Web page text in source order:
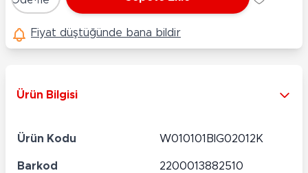
Adet
Fiyat düştüğünde bana bildir
Ürün Bilgisi
Ürün Kodu W010101BIG02012K
Barkod 2200013882510